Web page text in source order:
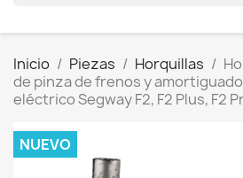
Inicio Piezas Horquillas
de pinza de frenos y
eléctrico Segway F2, F2 Plus, F2
NUEVO